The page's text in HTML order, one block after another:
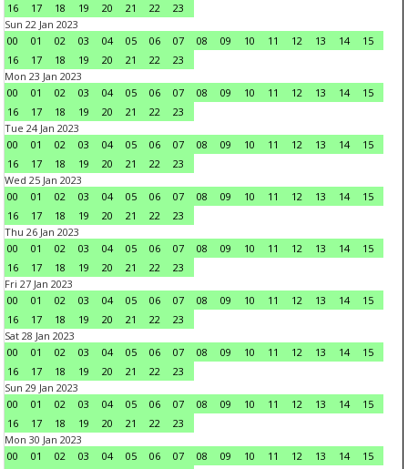
16
17 18 19 20 21 22
23
Sun 22 Jan 2023
00
01 02 03 04 05 06 07 08 09 10 11 12 13 14
15
16
17 18 19 20 21 22
23
Mon 23 Jan 2023
00
01 02 03 04 05 06 07 08 09 10 11 12 13 14
15
16
17 18 19 20 21 22
23
Tue 24 Jan 2023
00
01 02 03 04 05 06 07 08 09 10 11 12 13 14
15
16
17 18 19 20 21 22
23
Wed 25 Jan 2023
00
01 02 03 04 05 06 07 08 09 10 11 12 13 14
15
16
17 18 19 20 21 22
23
Thu 26 Jan 2023
00
01 02 03 04 05 06 07 08 09 10 11 12 13 14
15
16
17 18 19 20 21 22
23
Fri 27 Jan 2023
00
01 02 03 04 05 06 07 08 09 10 11 12 13 14
15
16
17 18 19 20 21 22
23
Sat 28 Jan 2023
00
01 02 03 04 05 06 07 08 09 10 11 12 13 14
15
16
17 18 19 20 21 22
23
Sun 29 Jan 2023
00
01 02 03 04 05 06 07 08 09 10 11 12 13 14
15
16
17 18 19 20 21 22
23
Mon 30 Jan 2023
00
01 02 03 04 05 06 07 08 09 10 11 12 13 14
15